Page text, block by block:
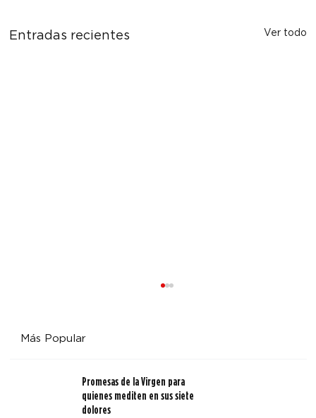
Entradas recientes Ver todo
Más Popular
Promesas de la Virgen para
quienes mediten en sus siete
dolores